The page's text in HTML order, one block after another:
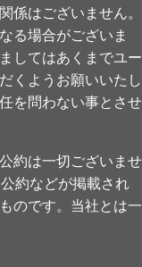
係はございません。
る場合がございま
してはあくまでユー
くようお願いいたし
を問わない事とさせ
約は一切ございませ
約などが掲載され
のです。当社とは一